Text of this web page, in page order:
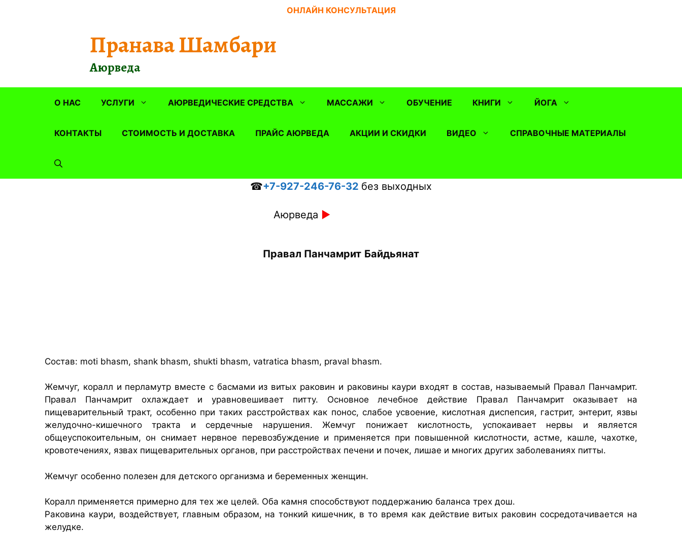
ОНЛАЙН КОНСУЛЬТАЦИЯ
Пранава Шамбари
Аюрведа
О НАС УСЛУГИ АЮРВЕДИЧЕСКИЕ СРЕДСТВА МАССАЖИ ОБУЧЕНИЕ КНИГИ ЙОГА
КОНТАКТЫ СТОИМОСТЬ И ДОСТАВКА ПРАЙС АЮРВЕДА АКЦИИ И СКИДКИ ВИДЕО СПРАВОЧНЫЕ МАТЕРИАЛЫ
☎+7-927-246-76-32 без выходных
Аюрведа ►
Правал Панчамрит Байдьянат
Состав: moti bhasm, shank bhasm, shukti bhasm, vatratica bhasm, praval bhasm.
Жемчуг, коралл и перламутр вместе с басмами из витых раковин и раковины каури входят в состав, называемый Правал Панчамрит.
Правал Панчамрит охлаждает и уравновешивает питту. Основное лечебное действие Правал Панчамрит оказывает на
пищеварительный тракт, особенно при таких расстройствах как понос, слабое усвоение, кислотная диспепсия, гастрит, энтерит, язвы
желудочно-кишечного тракта и сердечные нарушения. Жемчуг понижает кислотность, успокаивает нервы и является
общеуспокоительным, он снимает нервное перевозбуждение и применяется при повышенной кислотности, астме, кашле, чахотке,
кровотечениях, язвах пищеварительных органов, при расстройствах печени и почек, лишае и многих других заболеваниях питты.
Жемчуг особенно полезен для детского организма и беременных женщин.
Коралл применяется примерно для тех же целей. Оба камня способствуют поддержанию баланса трех дош.
Раковина каури, воздействует, главным образом, на тонкий кишечник, в то время как действие витых раковин сосредотачивается на
желудке.